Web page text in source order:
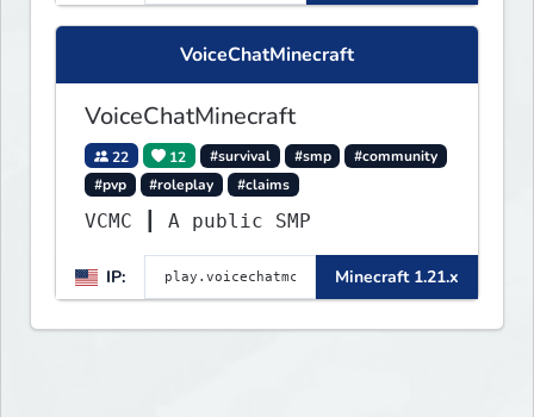
Lifesteal, FFA BoxPVP,
SkyBlock, KitPVP and many
VoiceChatMinecraft
VoiceChatMinecraft
22 12 #survival #smp
#community
#pvp
#roleplay #claims
VCMC ┃ A public SMP
IP: Minecraft 1.21.x